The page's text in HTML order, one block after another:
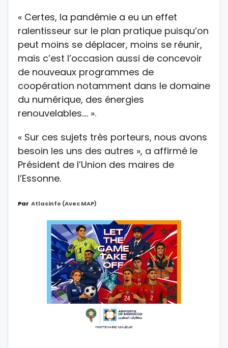
« Certes, la pandémie a eu un effet
ralentisseur sur le plan pratique puisqu’on
peut moins se déplacer, moins se réunir,
mais c’est l’occasion aussi de concevoir
de nouveaux programmes de
coopération notamment dans le domaine
du numérique, des énergies
renouvelables…. ».
« Sur ces sujets très porteurs, nous avons
besoin les uns des autres », a affirmé le
Président de l’Union des maires de
l’Essonne.
Par Atlasinfo (avec MAP)